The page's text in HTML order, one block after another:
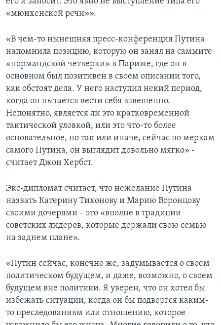
«мюнхенской речи»».
«В чем-то нынешняя пресс-конференция Путина
напомнила позицию, которую он занял на саммите
«нормандской четверки» в Париже, где он в
основном был позитивен в своем описании того,
как обстоят дела. У него наступил некий период,
когда он пытается вести себя взвешенно.
Непонятно, является ли это кратковременной
тактической уловкой, или это что-то более
основательное, но так или иначе, сейчас по меркам
самого Путина, он выглядит довольно мягко» -
считает Джон Хербст.
Экс-дипломат считает, что нежелание Путина
назвать Катерину Тихонову и Марию Воронцову
своими дочерями – это «вполне в традиции
советских лидеров, которые держали свою семью
на заднем плане».
«Путин сейчас, конечно же, задумывается о своем
политическом будущем, и даже, возможно, о своем
будущем вне политики. Я уверен, что он хотел бы
избежать ситуации, когда он бы подвергся каким-
то преследованиям или отношению, которое